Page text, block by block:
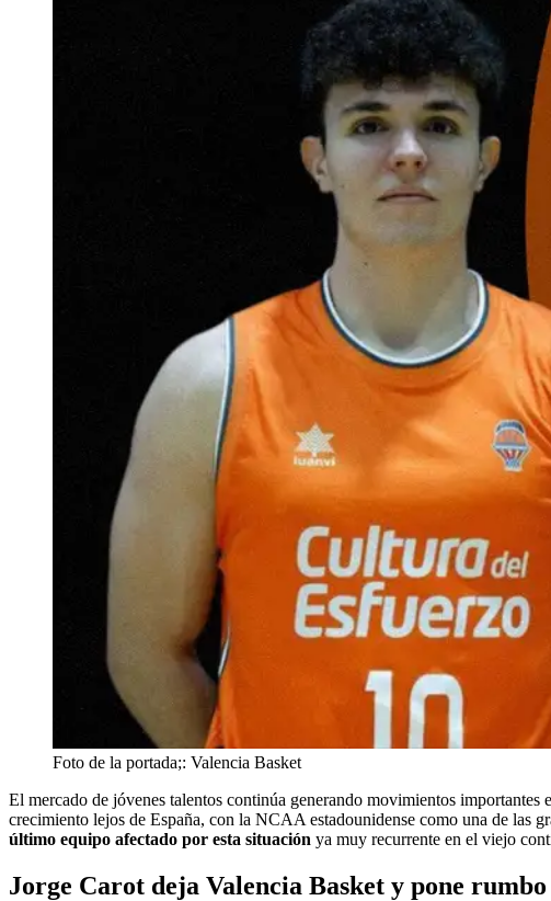
Foto de la portada;: Valencia Basket
El mercado de jóvenes talentos continúa generando movimientos
crecimiento lejos de España, con la NCAA estadounidense como una de las
último equipo afectado por esta situación ya muy recurrente en el viejo
Jorge Carot deja Valencia Basket y pone